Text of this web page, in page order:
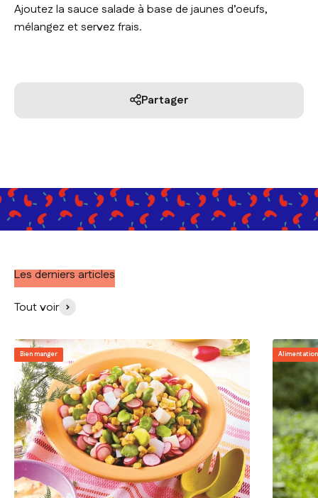
Ajoutez la sauce salade à base de jaunes d’oeufs,
mélangez et servez frais.
Partager
Les derniers articles
Tout voir
Bien manger